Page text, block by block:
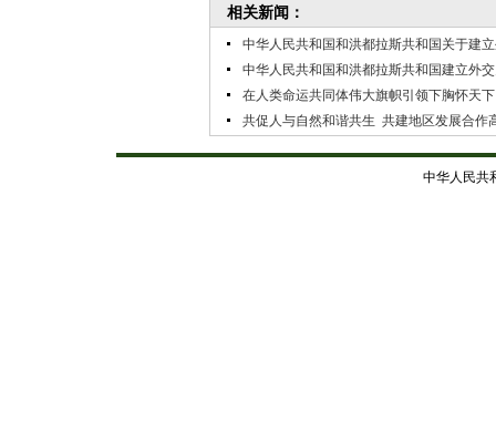
相关新闻：
中华人民共和国和洪都拉斯共和国关于建
中华人民共和国和洪都拉斯共和国建立外
在人类命运共同体伟大旗帜引领下胸怀天
共促人与自然和谐共生 ​共建地区发展合作
中华人民共